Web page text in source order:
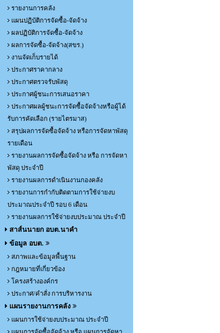
รายงานการคลัง
แผนปฏิบัติการจัดซื้อ-จัดจ้าง
ผลปฏิบัติการจัดซื้อ-จัดจ้าง
ผลการจัดซื้อ-จัดจ้าง(สขร.)
งานจัดเก็บรายได้
ประกาศราคากลาง
ประกาศตรวจรับพัสดุ
ประกาศผู้ชนะการเสนอราคา
ประกาศผลผู้ชนะการจัดซื้อจัดจ้างหรือผู้ได้
รับการคัดเลือก (รายไตรมาส)
สรุปผลการจัดซื้อจัดจ้าง หรือการจัดหาพัสดุ
รายเดือน
รายงานผลการจัดซื้อจัดจ้าง หรือ การจัดหา
พัสดุ ประจำปี
รายงานผลการดำเนินงานกองคลัง
รายงานการกำกับติดตามการใช้จ่ายงบ
ประมาณประจำปี รอบ 6 เดือน
รายงานผลการใช้จ่ายงบประมาณ ประจำปี
สาส์นนายก อบต.นาคำ
ข้อมูล อบต.
สภาพและข้อมูลพื้นฐาน
กฎหมายที่เกี่ยวข้อง
โครงสร้างองค์กร
ประกาศ/คำสั่ง การบริหารงาน
แผนรายงานการคลัง
แผนการใช้จ่ายงบประมาณ ประจำปี